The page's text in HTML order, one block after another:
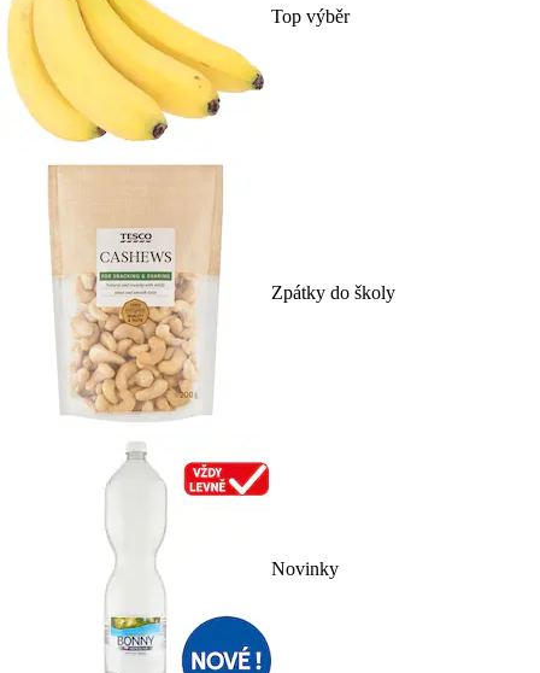
Top výběr
Zpátky do školy
Novinky